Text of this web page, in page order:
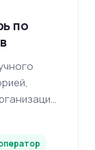
по